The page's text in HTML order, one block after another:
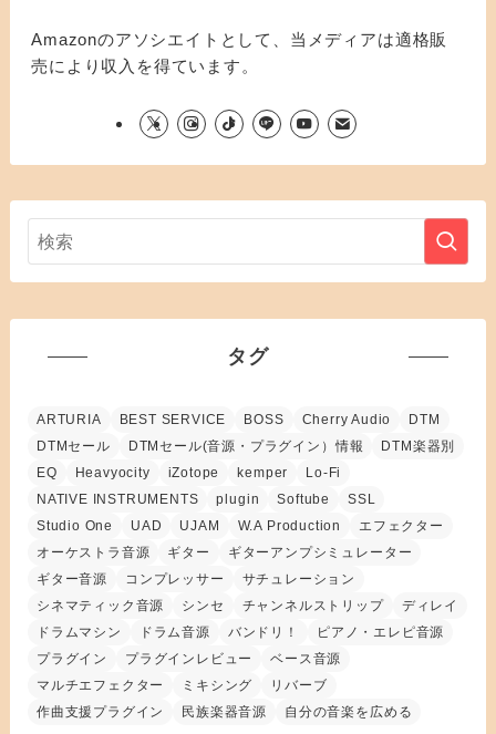
Amazonのアソシエイトとして、当メディアは適格販
売により収入を得ています。
タグ
ARTURIA BEST SERVICE BOSS Cherry Audio
DTM
DTMセール
DTMセール(音源・プラグイン）情報
DTM楽器別
EQ
Heavyocity iZotope kemper
Lo-Fi
NATIVE INSTRUMENTS
plugin Softube
SSL
Studio One
UAD UJAM W.A Production
エフェクター
オーケストラ音源
ギター
ギターアンプシミュレーター
ギター音源
コンプレッサー
サチュレーション
シネマティック音源
シンセ チャンネルストリップ
ディレイ
ドラムマシン
ドラム音源 バンドリ！
ピアノ・エレピ音源
プラグイン
プラグインレビュー
ベース音源
マルチエフェクター
ミキシング
リバーブ
作曲支援プラグイン
民族楽器音源 自分の音楽を広める